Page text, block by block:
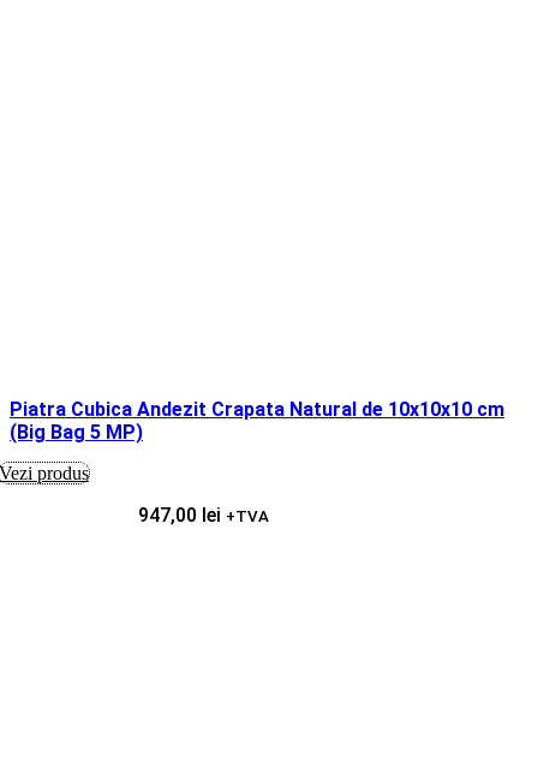
Piatra Cubica Andezit Crapata Natural de 10x10x10 cm
(Big Bag 5 MP)
Vezi produs
947,00 lei +TVA